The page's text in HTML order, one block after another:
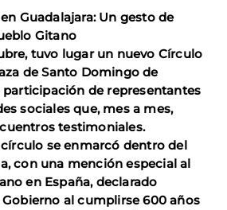
Guadalajara: Un gesto de
Gitano
tuvo lugar un nuevo Círculo
de Santo Domingo de
participación de representantes
sociales que, mes a mes,
testimoniales.
se enmarcó dentro del
con una mención especial al
en España, declarado
al cumplirse 600 años